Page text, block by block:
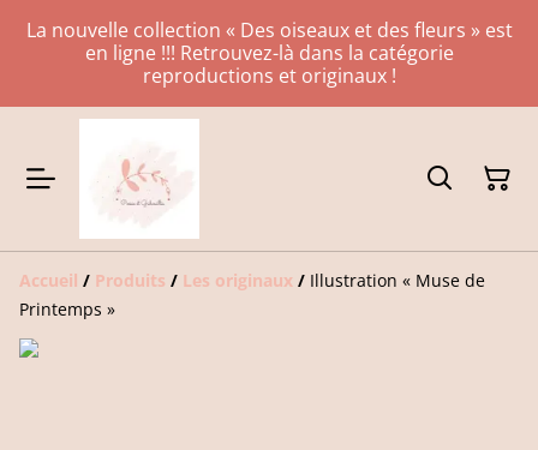
La nouvelle collection « Des oiseaux et des fleurs » est
en ligne !!! Retrouvez-là dans la catégorie
reproductions et originaux !
Accueil / Produits / Les originaux / Illustration « Muse de
Printemps »